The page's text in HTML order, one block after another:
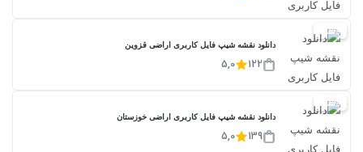
20%
دانلود نقشه شیپ فایل کاربری اراضی قزوین
122
5,0
20%
دانلود نقشه شیپ فایل کاربری اراضی خوزستان
139
5,0